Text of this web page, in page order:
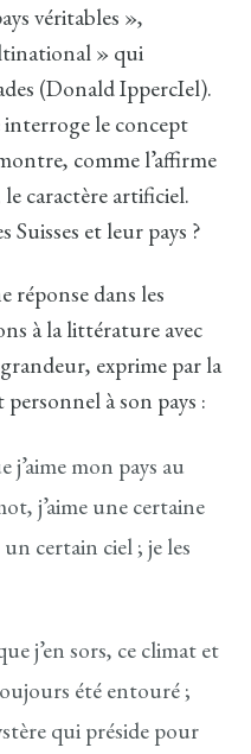
véritables »,
» qui
(Donald IppercIel).
interroge le concept
comme l’affirme
caractère artificiel.
Suisses et leur pays ?
réponse dans les
à la littérature avec
exprime par la
à son pays :
j’aime mon pays au
j’aime une certaine
certain ciel ; je les
j’en sors, ce climat et
été entouré ;
qui préside pour